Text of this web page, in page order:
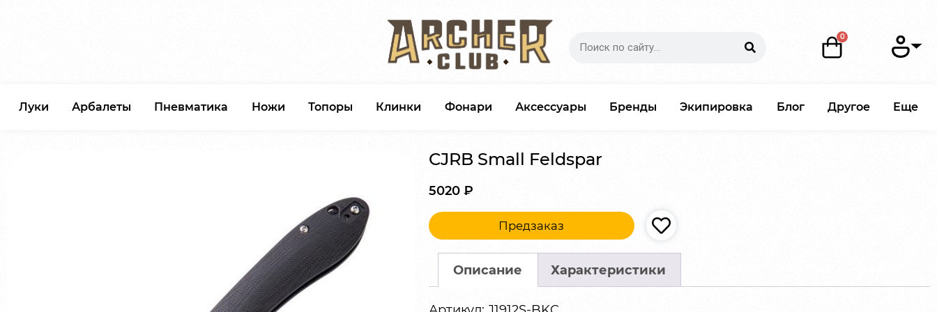
Луки Арбалеты Пневматика Ножи Топоры Клинки Фонари Аксессуары Бренды Экипировка Блог Другое Еще
CJRB Small Feldspar
5020 ₽
Предзаказ
Описание Характеристики